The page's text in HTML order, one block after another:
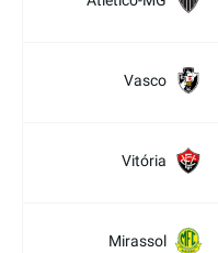
Vasco
Vitória
Mirassol